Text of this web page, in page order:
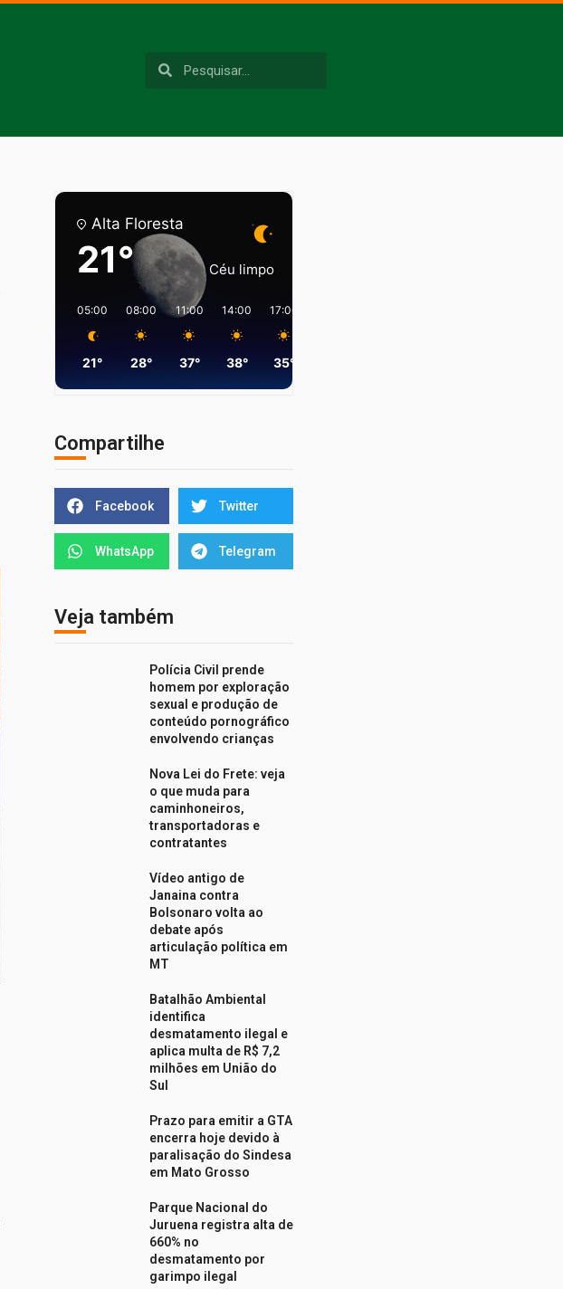
Alta Floresta
21° Céu limpo
05:00
21°
08:00
28°
11:00
37°
14:00
38°
17:00
35°
Compartilhe
Facebook Twitter
WhatsApp Telegram
Veja também
Polícia Civil prende
homem por exploração
sexual e produção de
conteúdo pornográfico
envolvendo crianças
Nova Lei do Frete: veja
o que muda para
caminhoneiros,
transportadoras e
contratantes
Vídeo antigo de
Janaina contra
Bolsonaro volta ao
debate após
articulação política em
MT
Batalhão Ambiental
identifica
desmatamento ilegal e
aplica multa de R$ 7,2
milhões em União do
Sul
Prazo para emitir a GTA
encerra hoje devido à
paralisação do Sindesa
em Mato Grosso
Parque Nacional do
Juruena registra alta de
660% no
desmatamento por
garimpo ilegal